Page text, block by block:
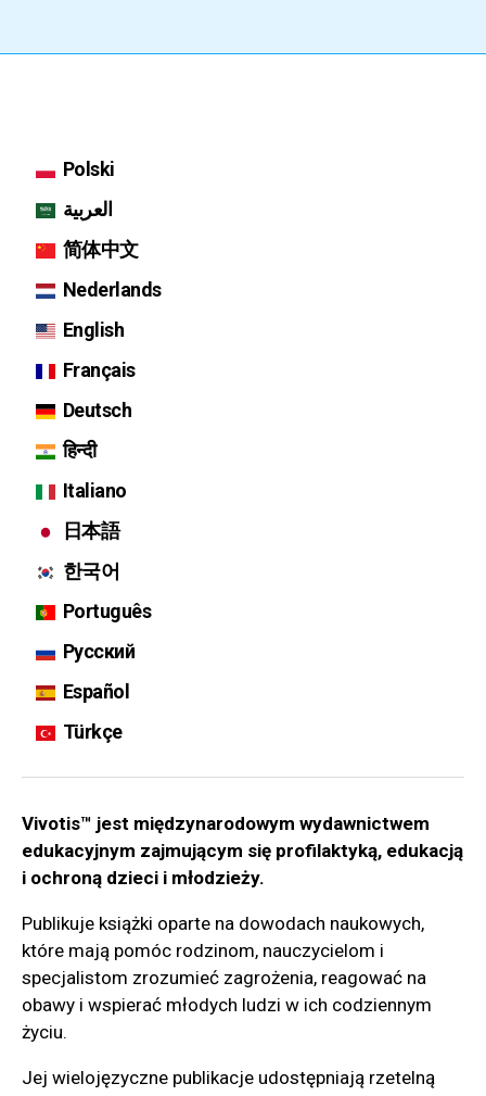
Polski
العربية
简体中文
Nederlands
English
Français
Deutsch
हिन्दी
Italiano
日本語
한국어
Português
Русский
Español
Türkçe
Vivotis™ jest międzynarodowym wydawnictwem
edukacyjnym zajmującym się profilaktyką, edukacją
i ochroną dzieci i młodzieży.
Publikuje książki oparte na dowodach naukowych,
które mają pomóc rodzinom, nauczycielom i
specjalistom zrozumieć zagrożenia, reagować na
obawy i wspierać młodych ludzi w ich codziennym
życiu.
Jej wielojęzyczne publikacje udostępniają rzetelną